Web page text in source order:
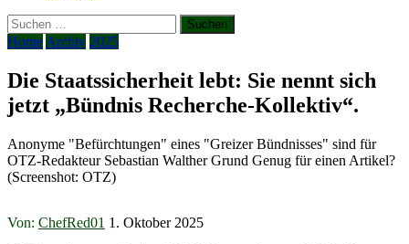
Suchen
nach:
Home Archiv 2025
Die Staatssicherheit lebt: Sie nennt sich
jetzt „Bündnis Recherche-Kollektiv“.
Anonyme "Befürchtungen" eines "Greizer Bündnisses" sind für
OTZ-Redakteur Sebastian Walther Grund Genug für einen Artikel?
(Screenshot: OTZ)
Von: ChefRed01 1. Oktober 2025